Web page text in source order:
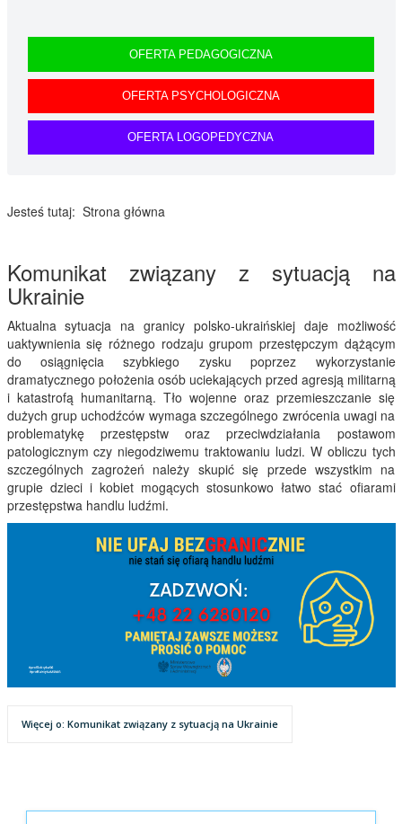
OFERTA PEDAGOGICZNA
OFERTA PSYCHOLOGICZNA
OFERTA LOGOPEDYCZNA
Jesteś tutaj: Strona główna
Komunikat związany z sytuacją na
Ukrainie
Aktualna sytuacja na granicy polsko-ukraińskiej daje możliwość
uaktywnienia się różnego rodzaju grupom przestępczym dążącym
do osiągnięcia szybkiego zysku poprzez wykorzystanie
dramatycznego położenia osób uciekających przed agresją militarną
i katastrofą humanitarną. Tło wojenne oraz przemieszczanie się
dużych grup uchodźców wymaga szczególnego zwrócenia uwagi na
problematykę przestępstw oraz przeciwdziałania postawom
patologicznym czy niegodziwemu traktowaniu ludzi. W obliczu tych
szczególnych zagrożeń należy skupić się przede wszystkim na
grupie dzieci i kobiet mogących stosunkowo łatwo stać ofiarami
przestępstwa handlu ludźmi.
Więcej o: Komunikat związany z sytuacją na Ukrainie